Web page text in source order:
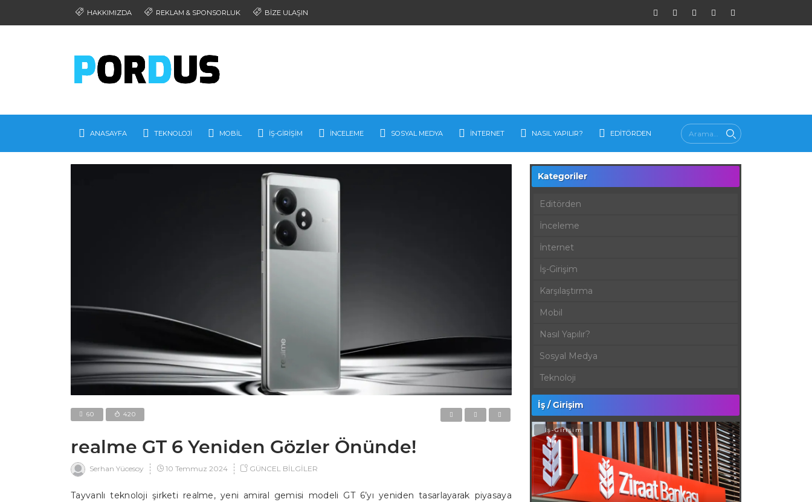
HAKKIMIZDA REKLAM & SPONSORLUK BIZE ULAŞIN
ANASAYFA TEKNOLOJI MOBIL İŞ-GIRIŞIM İNCELEME SOSYAL MEDYA İNTERNET NASIL YAPILIR? EDITÖRDEN
60 420
realme GT 6 Yeniden Gözler Önünde!
Serhan Yücesoy 10 Temmuz 2024 GÜNCEL BİLGİLER
Tayvanlı teknoloji şirketi realme, yeni amiral gemisi modeli GT 6’yı yeniden tasarlayarak piyasaya
Kategoriler
Editörden
İnceleme
İnternet
İş-Girişim
Karşılaştırma
Mobil
Nasıl Yapılır?
Sosyal Medya
Teknoloji
İş / Girişim
İş-Girişim